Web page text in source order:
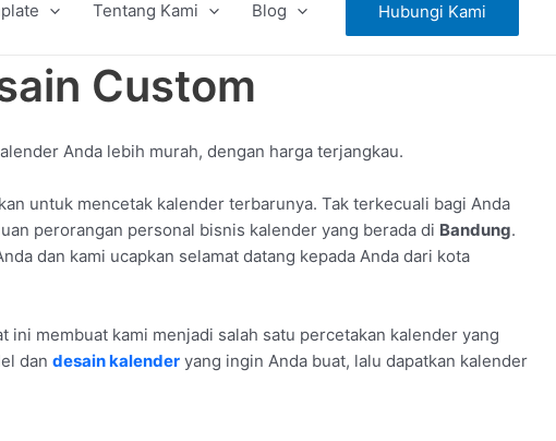
Tentang Kami Blog Hubungi Kami
Custom
Anda lebih murah, dengan harga terjangkau.
untuk mencetak kalender terbarunya. Tak terkecuali bagi Anda
perorangan personal bisnis kalender yang berada di Bandung.
dan kami ucapkan selamat datang kepada Anda dari kota
membuat kami menjadi salah satu percetakan kalender yang
dan desain kalender yang ingin Anda buat, lalu dapatkan kalender